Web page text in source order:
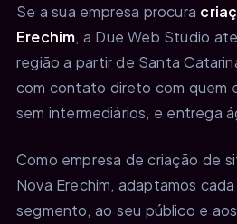
Se a sua empresa procura
Erechim, a Due Web Studio
região a partir de Santa
com contato direto com quem
sem intermediários, e entrega
Como empresa de criação de
Nova Erechim, adaptamos
segmento, ao seu público e